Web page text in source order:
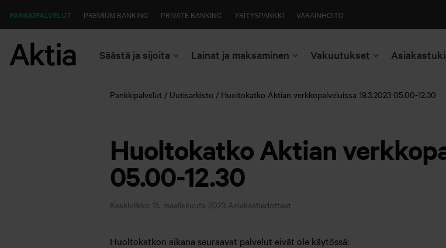
PANKKIPALVELUT PREMIUM BANKING PRIVATE BANKING YRITYSPANKKI VARAINHOITO
Säästä ja sijoita Lainat ja maksaminen Vakuutukset Asiakastuki
Pankkipalvelut Uutisarkisto Huoltokatko Aktian verkkopalveluissa 19.3.2023 05.00-12.30
Huoltokatko Aktian
05.00-12.30
Keskiviikko 15. maaliskuuta 2023 Asiakastiedotteet
Huoltokatkon aikana seuraavat palvelut eivät ole käytössä: